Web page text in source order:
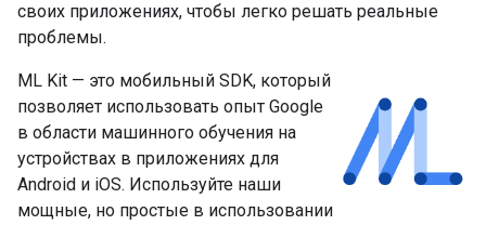
своих приложениях, чтобы легко решать реальные
проблемы.
ML Kit — это мобильный SDK, который
позволяет использовать опыт Google
в области машинного обучения на
устройствах в приложениях для
Android и iOS. Используйте наши
мощные, но простые в использовании